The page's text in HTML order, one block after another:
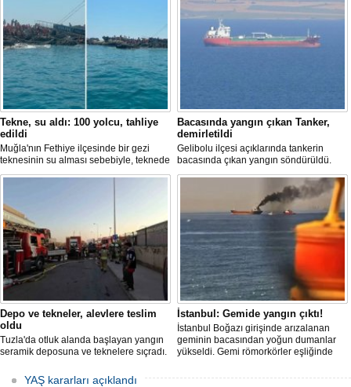
Tekne, su aldı: 100 yolcu, tahliye
edildi
Muğla'nın Fethiye ilçesinde bir gezi
teknesinin su alması sebebiyle, teknede
bulunan 100 yolcu tahliye edildi,
Bacasında yangın çıkan Tanker,
demirletildi
Gelibolu ilçesi açıklarında tankerin
bacasında çıkan yangın söndürüldü.
Tanker, ardından Şevketiye Demir
Depo ve tekneler, alevlere teslim
oldu
Tuzla'da otluk alanda başlayan yangın
seramik deposuna ve teknelere sıçradı.
alevleri kontrol altına aldı.
İstanbul: Gemide yangın çıktı!
İstanbul Boğazı girişinde arızalanan
geminin bacasından yoğun dumanlar
yükseldi. Gemi römorkörler eşliğinde
YAŞ kararları açıklandı